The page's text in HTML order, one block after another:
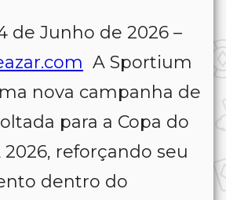
de Junho de 2026 –
A Sportium
nova campanha de
para a Copa do
reforçando seu
dentro do